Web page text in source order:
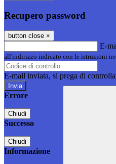
Recupero password
button close ×
E-
all'indirizzo indicato con le istruzioni
E-mail inviata, si prega di
Errore
Chiudi
Successo
Chiudi
Informazione